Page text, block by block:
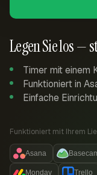
Legen Sie los —
Timer mit einem
Funktioniert in
Einfache
Funktioniert mit Ihrem
Asana
Monday Trello